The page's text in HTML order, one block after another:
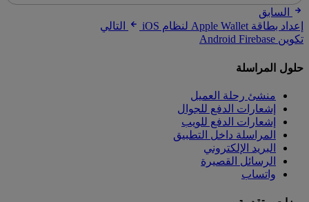
السابق
إعداد بطاقة Apple Wallet لنظام iOS
التالي
تكوين Android Firebase
حلول المراسلة
منشئ رحلة العميل
إشعارات الدفع للجوال
إشعارات الدفع للويب
المراسلة داخل التطبيق
البريد الإلكتروني
الرسائل القصيرة
واتساب